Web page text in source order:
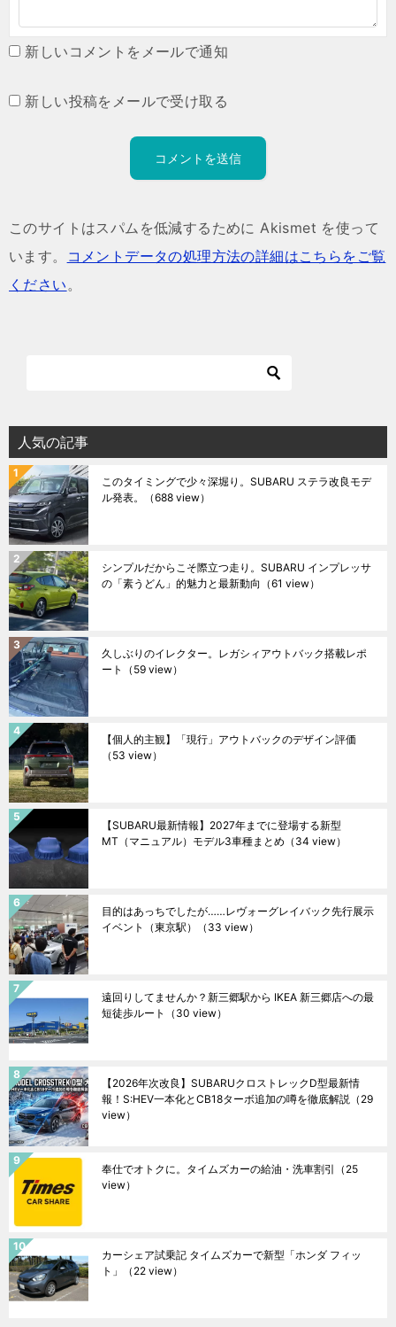
新しいコメントをメールで通知
新しい投稿をメールで受け取る
このサイトはスパムを低減するために Akismet を使って
います。
コメントデータの処理方法の詳細はこちらをご覧
ください。
人気の記事
このタイミングで少々深堀り。SUBARU ステラ改良モデ
ル発表。
（688 view）
シンプルだからこそ際立つ走り。SUBARU インプレッサ
の「素うどん」的魅力と最新動向 （61 view）
久しぶりのイレクター。レガシィアウトバック搭載レポ
ート
（59 view）
【個人的主観】「現行」アウトバックのデザイン評価
（53 view）
【SUBARU最新情報】2027年までに登場する新型
MT（マニュアル）モデル3車種まとめ （34 view）
目的はあっちでしたが……レヴォーグレイバック先行展示
イベント（東京駅）
（33 view）
遠回りしてませんか？新三郷駅から IKEA 新三郷店への最
短徒歩ルート
（30 view）
【2026年次改良】SUBARUクロストレックD型最新情
報！S:HEV一本化とCB18ターボ追加の噂を徹底解説 （29
view）
奉仕でオトクに。タイムズカーの給油・洗車割引 （25
view）
カーシェア試乗記 タイムズカーで新型「ホンダ フィッ
ト」
（22 view）